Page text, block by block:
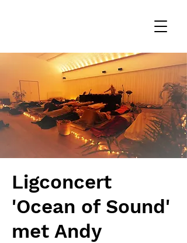
Ligconcert
'Ocean of Sound'
met Andy